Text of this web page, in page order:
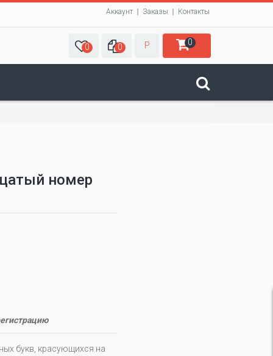
Аккаунт Заказы Контакты
0 0 Р 0
номер
букв, красующихся на